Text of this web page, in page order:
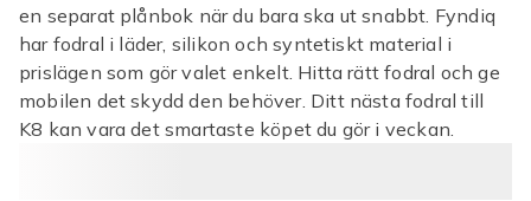
en separat plånbok när du bara ska ut snabbt. Fyndiq
har fodral i läder, silikon och syntetiskt material i
prislägen som gör valet enkelt. Hitta rätt fodral och ge
mobilen det skydd den behöver. Ditt nästa fodral till
K8 kan vara det smartaste köpet du gör i veckan.